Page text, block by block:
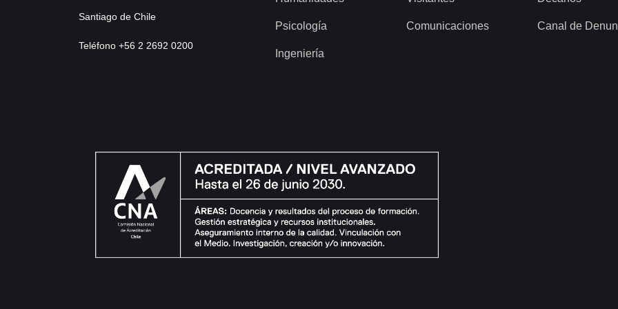
Santiago de Chile
Teléfono +56 2 2692 0200
Psicología
Ingeniería
Comunicaciones Canal de